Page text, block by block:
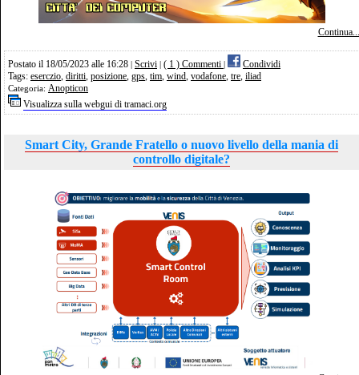
Continua...
Postato il 18/05/2023 alle 16:28 Scrivi ( 1 ) Commenti
Condividi
Tags: eserczio diritti posizione gps tim wind vodafone tre iliad
Categoria: Anopticon
Visualizza sulla webgui di tramaci.org
Smart City, Grande Fratello o nuovo livello della mania di
controllo digitale?